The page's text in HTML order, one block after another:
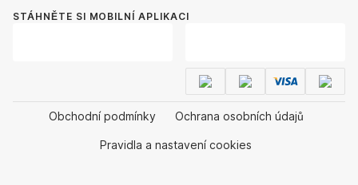
STÁHNĚTE SI MOBILNÍ APLIKACI
Obchodní podmínky Ochrana osobních údajů
Pravidla a nastavení cookies